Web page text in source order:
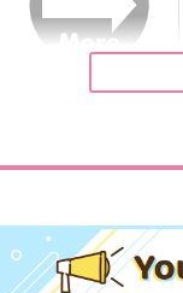
1,144円（税込）
サンプル